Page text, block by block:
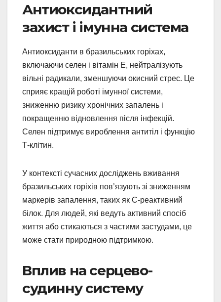
Антиоксидантний
захист і імунна система
Антиоксиданти в бразильських горіхах,
включаючи селен і вітамін Е, нейтралізують
вільні радикали, зменшуючи окисний стрес. Це
сприяє кращій роботі імунної системи,
зниженню ризику хронічних запалень і
покращенню відновлення після інфекцій.
Селен підтримує вироблення антитіл і функцію
Т-клітин.
У контексті сучасних досліджень вживання
бразильських горіхів пов’язують зі зниженням
маркерів запалення, таких як С-реактивний
білок. Для людей, які ведуть активний спосіб
життя або стикаються з частими застудами, це
може стати природною підтримкою.
Вплив на серцево-
судинну систему